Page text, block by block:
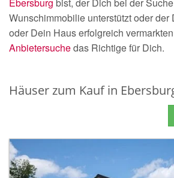
Wunschimmobilie unterstützt oder der
oder Dein Haus erfolgreich
Anbietersuchedas Richtige für Dich.
Häuser zum Kauf in